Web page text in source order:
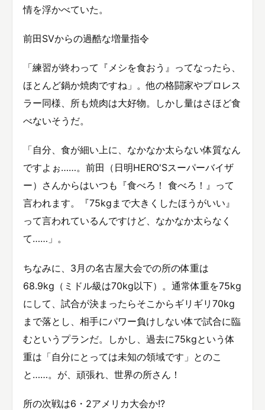
情を浮かべていた。
前田SVからの過酷な増量指令
「練習が終わって『メシを食おう』ってなったら、
ほとんど鍋か焼肉ですね」。他の格闘家やプロレス
ラー同様、所も焼肉は大好物。しかし量はさほど食
べないそうだ。
「自分、食が細い上に、なかなか太らない体質なん
ですよぉ……。前田（日明HERO'Sスーパーバイザ
ー）さんからはいつも『食べろ！ 食べろ！』って
言われます。『75kgまで大きくしたほうがいい』
って言われているんですけど、なかなか太らなく
て……」。
ちなみに、3月の名古屋大会での所の体重は
68.9kg（ミドル級は70kg以下）。通常体重を75kg
にして、試合が決まったらそこからギリギリ70kg
まで落とし、相手にパワー負けしない体で試合に臨
むというプランだ。しかし、過去に75kgという体
重は「自分にとっては未知の領域です」とのこ
と……。が、頑張れ、世界の所さん！
所の次戦は6・2アメリカ大会か!?